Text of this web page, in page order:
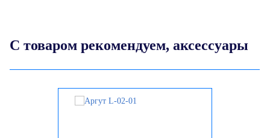
С товаром рекомендуем, аксессуары